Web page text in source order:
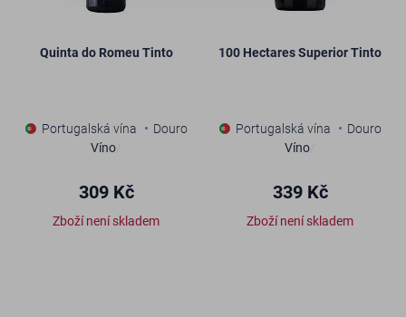
Quinta do Romeu Tinto
Portugalská vína
Douro
Víno
309 Kč
Zboží není skladem
100 Hectares Superior Tinto
Portugalská vína
Douro
Víno
339 Kč
Zboží není skladem